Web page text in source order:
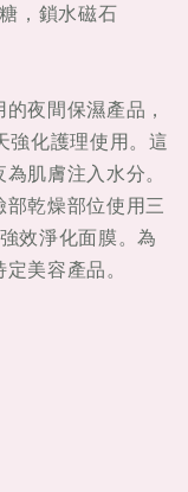
，鎖水磁石
夜間保濕產品，
強化護理使用。這
肌膚注入水分。
乾燥部位使用三
效淨化面膜。為
美容產品。